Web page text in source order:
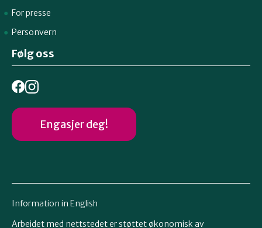
For presse
Personvern
Følg oss
Engasjer deg!
Information in English
Arbeidet med nettstedet er støttet økonomisk av